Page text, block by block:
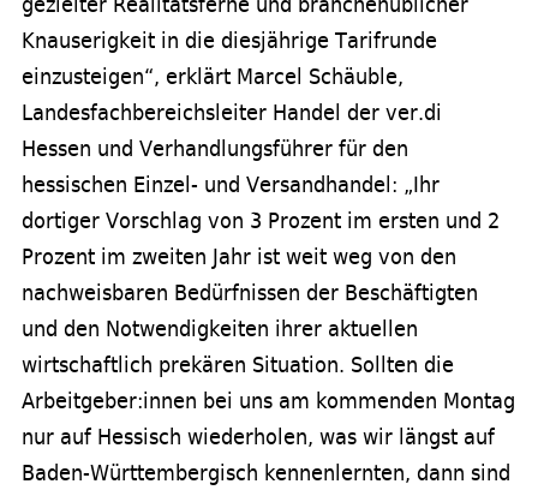
Knauserigkeit in die diesjährige Tarifrunde
einzusteigen“, erklärt Marcel Schäuble,
Landesfachbereichsleiter Handel der ver.di
Hessen und Verhandlungsführer für den
hessischen Einzel- und Versandhandel: „Ihr
dortiger Vorschlag von 3 Prozent im ersten und 2
Prozent im zweiten Jahr ist weit weg von den
nachweisbaren Bedürfnissen der Beschäftigten
und den Notwendigkeiten ihrer aktuellen
wirtschaftlich prekären Situation. Sollten die
Arbeitgeber:innen bei uns am kommenden Montag
nur auf Hessisch wiederholen, was wir längst auf
Baden-Württembergisch kennenlernten, dann sind